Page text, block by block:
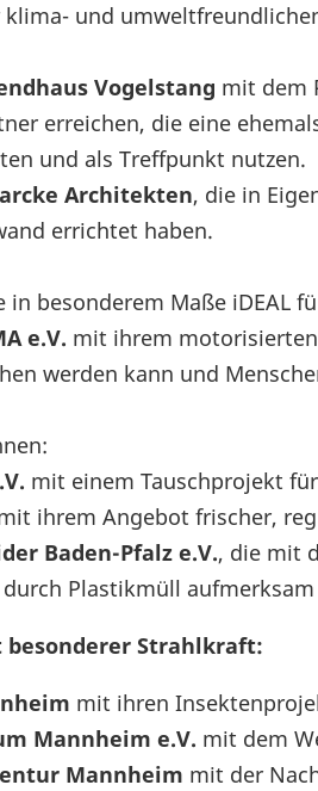
klima- und
Vogelstang mit dem
erreichen, die eine
und als Treffpunkt nutzen.
Architekten, die in
errichtet haben.
in besonderem Maße iDEAL
e.V. mit ihrem
werden kann und
mit einem Tauschprojekt
ihrem Angebot frischer,
Baden-Pfalz e.V., die mit
Plastikmüll
Strahlkraft:
mit ihren
Mannheim e.V. mit dem
Mannheim mit der